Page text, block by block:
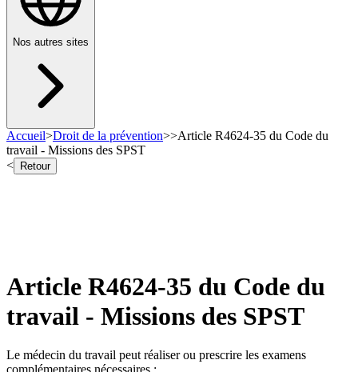
Nos autres sites
Accueil>Droit de la prévention>>Article R4624-35 du Code du
travail - Missions des SPST
<
Retour
Article R4624-35 du Code du
travail - Missions des SPST
Le médecin du travail peut réaliser ou prescrire les examens